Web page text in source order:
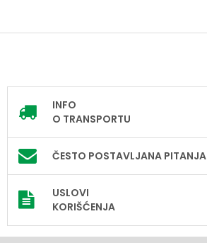
INFO
O TRANSPORTU
ČESTO POSTAVLJANA PITANJA
USLOVI
KORIŠĆENJA